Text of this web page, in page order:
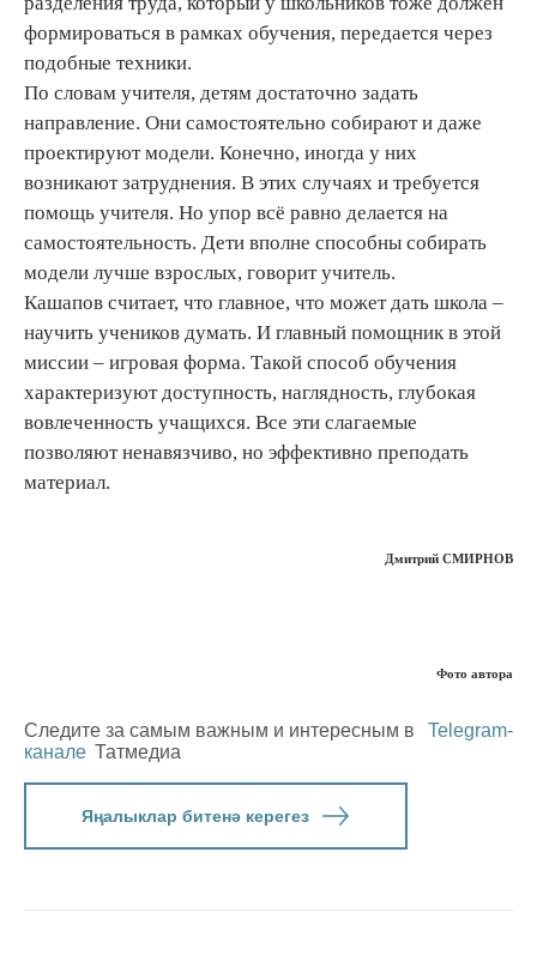
формироваться в рамках обучения, передается через
подобные техники.
По словам учителя, детям достаточно задать
направление. Они самостоятельно собирают и даже
проектируют модели. Конечно, иногда у них
возникают затруднения. В этих случаях и требуется
помощь учителя. Но упор всё равно делается на
самостоятельность. Дети вполне способны собирать
модели лучше взрослых, говорит учитель.
Кашапов считает, что главное, что может дать школа –
научить учеников думать. И главный помощник в этой
миссии – игровая форма. Такой способ обучения
характеризуют доступность, наглядность, глубокая
вовлеченность учащихся. Все эти слагаемые
позволяют ненавязчиво, но эффективно преподать
материал.
Дмитрий СМИРНОВ
Фото автора
Следите за самым важным и интересным в
Telegram-
канале Татмедиа
Яңалыклар битенә керегез